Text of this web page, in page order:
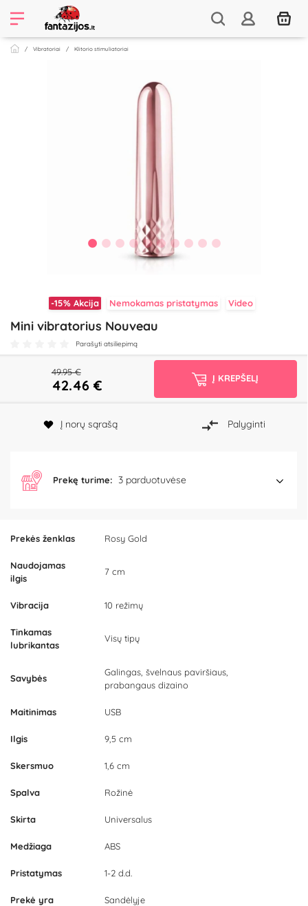
Vibratoriai Klitorio stimuliatoriai
-15% Akcija Nemokamas pristatymas Video
Mini vibratorius Nouveau
Parašyti atsiliepimą
Prekės ženklas Rosy Gold
Naudojamas
ilgis
7 cm
Vibracija 10 režimų
Tinkamas
lubrikantas
Visų tipų
Savybės
Galingas, švelnaus paviršiaus,
prabangaus dizaino
Maitinimas USB
Ilgis 9,5 cm
Skersmuo 1,6 cm
Spalva Rožinė
Skirta Universalus
Medžiaga ABS
Pristatymas 1-2 d.d.
Prekė yra Sandėlyje
49.95 €
42.46€ Į KREPŠELĮ
Į norų sąrašą Palyginti
Prekę turime: 3 parduotuvėse